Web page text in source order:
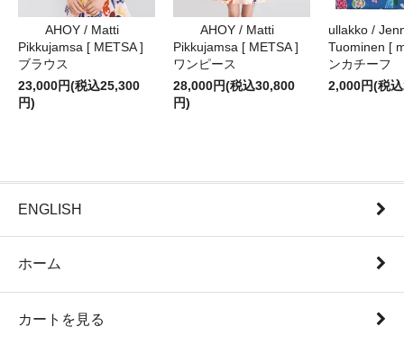
AHOY / Matti
Pikkujamsa [ METSA ]
ブラウス
23,000円(税込25,300
円)
AHOY / Matti
Pikkujamsa [ METSA ]
ワンピース
28,000円(税込30,800
円)
ullakko /
Tuominen [
ンカチーフ
2,000円(税
ENGLISH
ホーム
カートを見る